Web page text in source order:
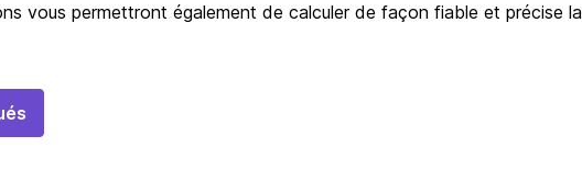
vous permettront également de calculer de façon fiable et précise la